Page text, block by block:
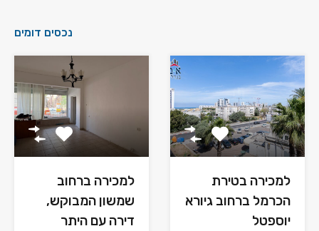
נכסים דומים
למכירה בטירת
הכרמל ברחוב גיורא
יוספטל
למכירה ברחוב
שמשון המבוקש,
דירה עם היתר